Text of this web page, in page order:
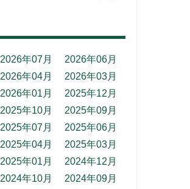
2026年07月
2026年06月
2026年04月
2026年03月
2026年01月
2025年12月
2025年10月
2025年09月
2025年07月
2025年06月
2025年04月
2025年03月
2025年01月
2024年12月
2024年10月
2024年09月